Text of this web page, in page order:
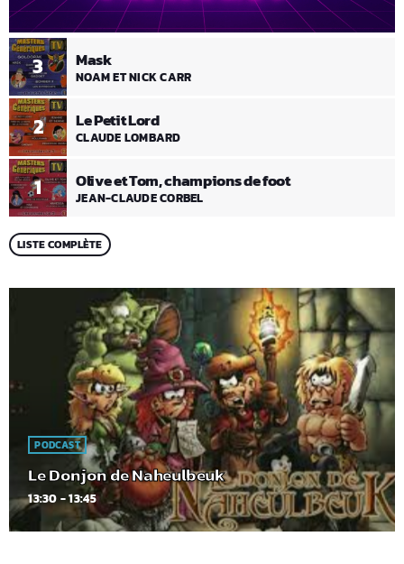
1 Olive et Tom, champions de foot
JEAN-CLAUDE CORBEL
2 Le Petit Lord
CLAUDE LOMBARD
3 Mask
NOAM ET NICK CARR
LISTE COMPLÈTE
PODCAST
Le Donjon de Naheulbeuk
13:30 - 13:45